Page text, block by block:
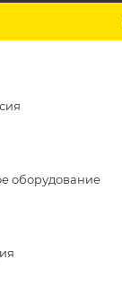
оборудование